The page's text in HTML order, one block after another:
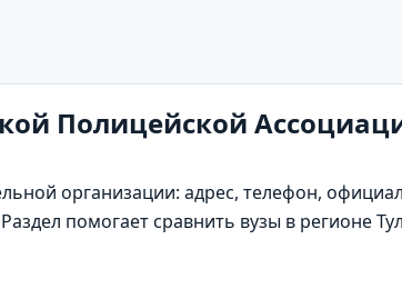
Полицейской
организации: адрес, телефон,
помогает сравнить вузы в регионе